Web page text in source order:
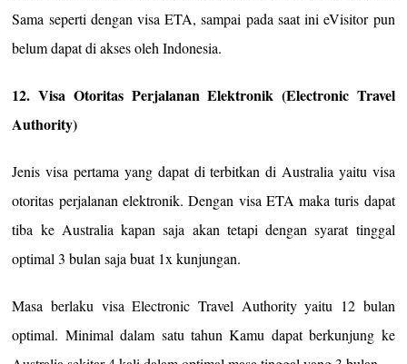
Sama seperti dengan visa ETA, sampai pada saat ini eVisitor pun
belum dapat di akses oleh Indonesia.
12. Visa Otoritas Perjalanan Elektronik (Electronic Travel
Authority)
Jenis visa pertama yang dapat di terbitkan di Australia yaitu visa
otoritas perjalanan elektronik. Dengan visa ETA maka turis dapat
tiba ke Australia kapan saja akan tetapi dengan syarat tinggal
optimal 3 bulan saja buat 1x kunjungan.
Masa berlaku visa Electronic Travel Authority yaitu 12 bulan
optimal. Minimal dalam satu tahun Kamu dapat berkunjung ke